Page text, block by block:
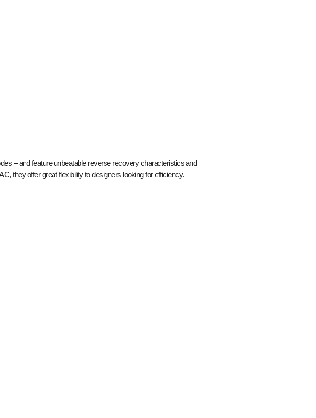
– and feature unbeatable reverse recovery characteristics and
they offer great flexibility to designers looking for efficiency.